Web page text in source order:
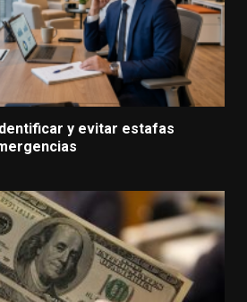
y evitar estafas